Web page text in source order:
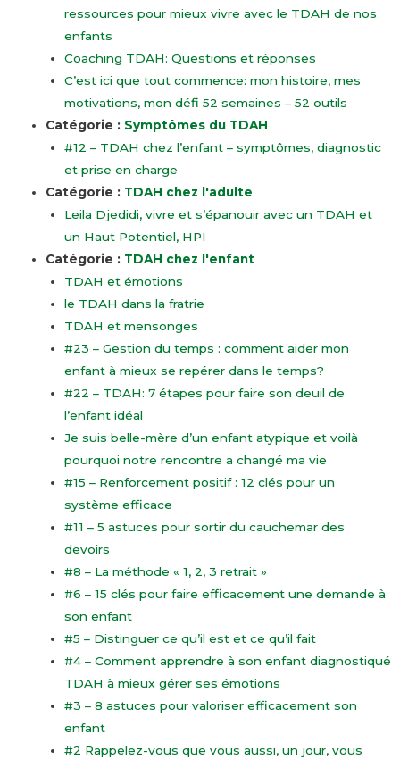
ressources pour mieux vivre avec le TDAH de nos
enfants
Coaching TDAH: Questions et réponses
C’est ici que tout commence: mon histoire, mes
motivations, mon défi 52 semaines – 52 outils
Catégorie : Symptômes du TDAH
#12 – TDAH chez l’enfant – symptômes, diagnostic
et prise en charge
Catégorie : TDAH chez l'adulte
Leila Djedidi, vivre et s’épanouir avec un TDAH et
un Haut Potentiel, HPI
Catégorie : TDAH chez l'enfant
TDAH et émotions
le TDAH dans la fratrie
TDAH et mensonges
#23 – Gestion du temps : comment aider mon
enfant à mieux se repérer dans le temps?
#22 – TDAH: 7 étapes pour faire son deuil de
l’enfant idéal
Je suis belle-mère d’un enfant atypique et voilà
pourquoi notre rencontre a changé ma vie
#15 – Renforcement positif : 12 clés pour un
système efficace
#11 – 5 astuces pour sortir du cauchemar des
devoirs
#8 – La méthode « 1, 2, 3 retrait »
#6 – 15 clés pour faire efficacement une demande à
son enfant
#5 – Distinguer ce qu’il est et ce qu’il fait
#4 – Comment apprendre à son enfant diagnostiqué
TDAH à mieux gérer ses émotions
#3 – 8 astuces pour valoriser efficacement son
enfant
#2 Rappelez-vous que vous aussi, un jour, vous